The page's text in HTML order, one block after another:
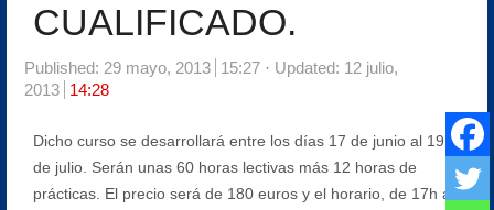
CUALIFICADO.
Published: 29 mayo, 2013 15:27
Updated: 12 julio,
2013
14:28
Dicho curso se desarrollará entre los días 17 de junio al 19
de julio. Serán unas 60 horas lectivas más 12 horas de
prácticas. El precio será de 180 euros y el horario, de 17h a